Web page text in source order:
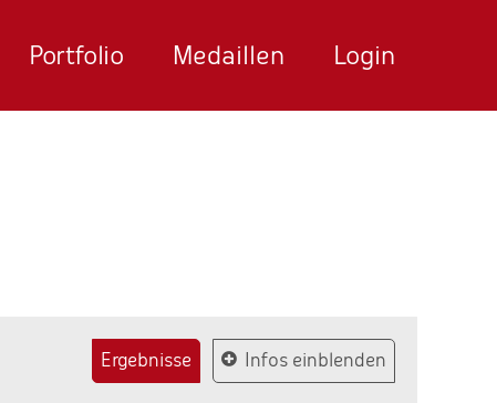
Portfolio Medaillen Login
Ergebnisse Infos einblenden